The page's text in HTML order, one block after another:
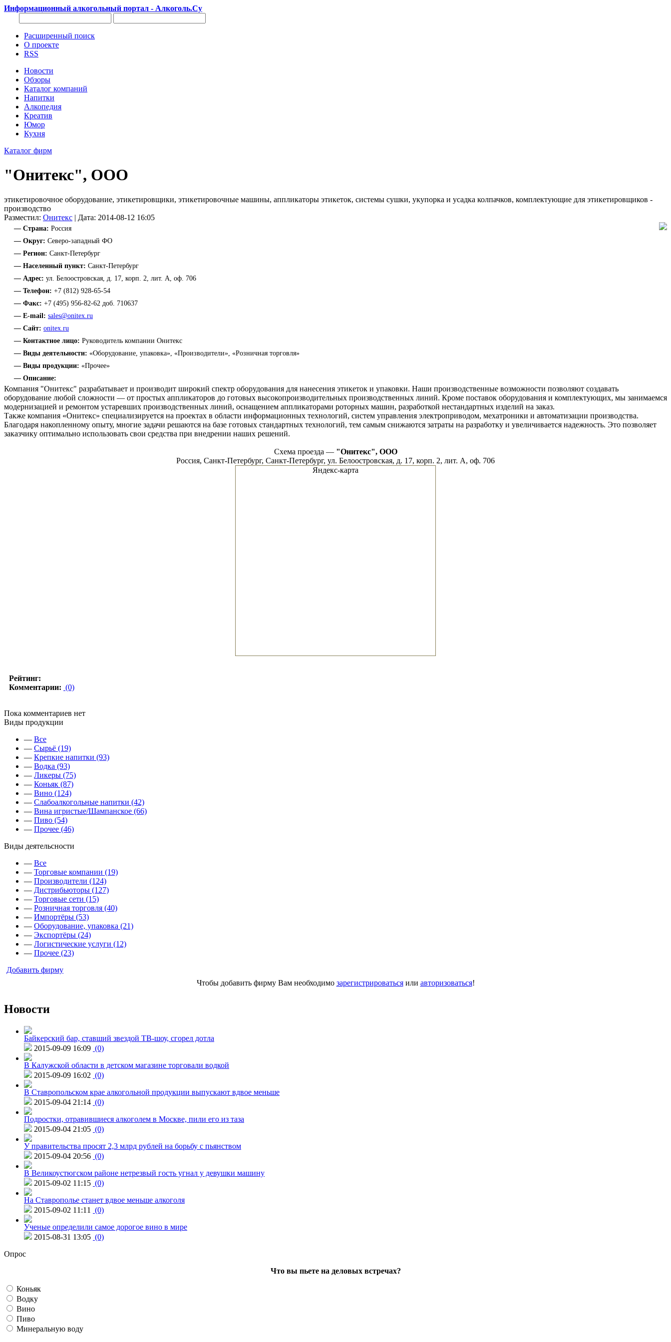
Информационный алкогольный портал - Алкоголь.Су
Расширенный поиск
О проекте
RSS
Новости
Обзоры
Каталог компаний
Напитки
Алкопедия
Креатив
Юмор
Кухня
Каталог фирм
"Онитекс", OOO
этикетировочное оборудование, этикетировщики, этикетировочные машины, аппликаторы этикеток, системы сушки, укупорка и усадка колпачков, комплектующие для этикетировщиков -
производство
Разместил: Онитекс | Дата: 2014-08-12 16:05
— Страна: Россия
— Округ: Северо-западный ФО
— Регион: Санкт-Петербург
— Населенный пункт: Санкт-Петербург
— Адрес: ул. Белоостровская, д. 17, корп. 2, лит. А, оф. 706
— Телефон: +7 (812) 928-65-54
— Факс: +7 (495) 956-82-62 доб. 710637
— E-mail: sales@onitex.ru
— Сайт: onitex.ru
— Контактное лицо: Руководитель компании Онитекс
— Виды деятельности: «Оборудование, упаковка», «Производители», «Розничная торговля»
— Виды продукции: «Прочее»
— Описание:
Компания "Онитекс" разрабатывает и производит широкий спектр оборудования для нанесения этикеток и упаковки. Наши производственные возможности позволяют создавать
оборудование любой сложности — от простых аппликаторов до готовых высокопроизводительных производственных линий. Кроме поставок оборудования и комплектующих, мы занимаемся
модернизацией и ремонтом устаревших производственных линий, оснащением аппликаторами роторных машин, разработкой нестандартных изделий на заказ.
Также компания «Онитекс» специализируется на проектах в области информационных технологий, систем управления электроприводом, мехатроники и автоматизации производства.
Благодаря накопленному опыту, многие задачи решаются на базе готовых стандартных технологий, тем самым снижаются затраты на разработку и увеличивается надежность. Это позволяет
заказчику оптимально использовать свои средства при внедрении наших решений.
Схема проезда — "Онитекс", OOO
Россия, Санкт-Петербург, Санкт-Петербург, ул. Белоостровская, д. 17, корп. 2, лит. А, оф. 706
Яндекс-карта
Рейтинг:
Комментарии: (0)
Пока комментариев нет
Виды продукции
— Все
— Сырьё (19)
— Крепкие напитки (93)
— Водка (93)
— Ликеры (75)
— Коньяк (87)
— Вино (124)
— Слабоалкогольные напитки (42)
— Вина игристые/Шампанское (66)
— Пиво (54)
— Прочее (46)
Виды деятельсности
— Все
— Торговые компании (19)
— Производители (124)
— Дистрибьюторы (127)
— Торговые сети (15)
— Розничная торговля (40)
— Импортёры (53)
— Оборудование, упаковка (21)
— Экспортёры (24)
— Логистические услуги (12)
— Прочее (23)
Добавить фирму
Чтобы добавить фирму Вам необходимо зарегистрироватьсяили авторизоваться!
Новости
Байкерский бар, ставший звездой ТВ-шоу, сгорел дотла
2015-09-09 16:09 (0)
В Калужской области в детском магазине торговали водкой
2015-09-09 16:02 (0)
В Ставропольском крае алкогольной продукции выпускают вдвое меньше
2015-09-04 21:14 (0)
Подростки, отравившиеся алкоголем в Москве, пили его из таза
2015-09-04 21:05 (0)
У правительства просят 2,3 млрд рублей на борьбу с пьянством
2015-09-04 20:56 (0)
В Великоустюгском районе нетрезвый гость угнал у девушки машину
2015-09-02 11:15 (0)
На Ставрополье станет вдвое меньше алкоголя
2015-09-02 11:11
(0)
Ученые определили самое дорогое вино в мире
2015-08-31 13:05 (0)
Опрос
Что вы пьете на деловых встречах?
Коньяк
Водку
Вино
Пиво
Минеральную воду